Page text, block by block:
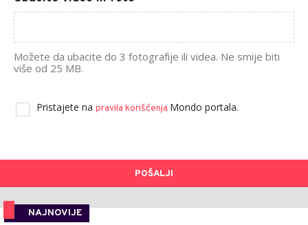
Možete da ubacite do 3 fotografije ili videa. Ne smije biti
više od 25 MB.
Pristajete na pravila korišćenja Mondo portala.
POŠALJI
NAJNOVIJE